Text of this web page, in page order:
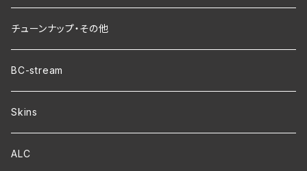
チューンナップ・その他
BC-stream
Skins
ALC